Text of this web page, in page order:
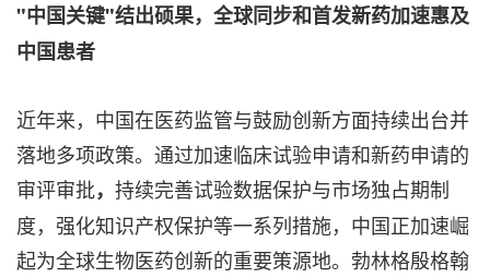
"中国关键"结出硕果，全球同步和首发新药加速惠及
中国患者
近年来，中国在医药监管与鼓励创新方面持续出台并
落地多项政策。通过加速临床试验申请和新药申请的
审评审批， 持续完善试验数据保护与市场独占期制
度，强化知识产权保护等一系列措施，中国正加速崛
起为全球生物医药创新的重要策源地。勃林格殷格翰